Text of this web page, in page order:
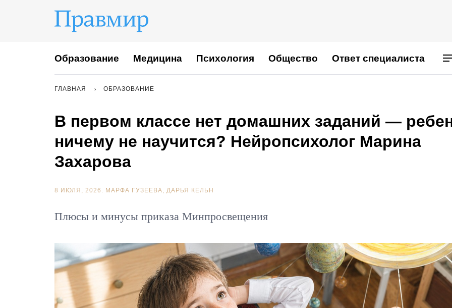
Образование Медицина Психология Общество Ответ специалиста
ГЛАВНАЯ ОБРАЗОВАНИЕ
В первом классе нет домашних заданий —
ничему не научится? Нейропсихолог Марина
Захарова
8 ИЮЛЯ, 2026. МАРФА ГУЗЕЕВА ДАРЬЯ КЕЛЬН
Плюсы и минусы приказа Минпросвещения